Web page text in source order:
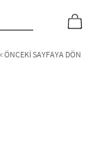
ÖNCEKI SAYFAYA DÖN